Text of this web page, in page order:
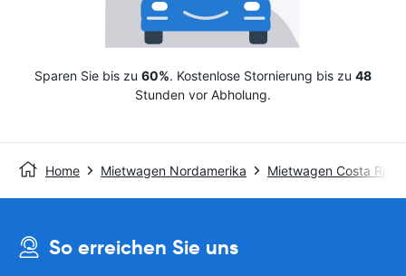
Sparen Sie bis zu 60%. Kostenlose Stornierung bis zu 48
Stunden vor Abholung.
Home Mietwagen Nordamerika Mietwagen Costa Rica
So erreichen Sie uns